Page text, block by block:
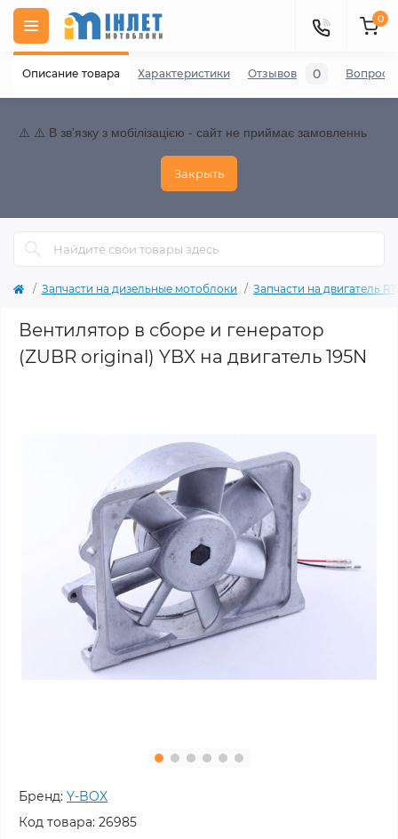
⚠️ ⚠️ В зв'язку з мобілізацією - сайт не приймає замовленнь
Закрыть
0
Запчасти на дизельные мотоблоки Запчасти на двигатель
Вентилятор в сборе и генератор
(ZUBR original) YBX на двигатель 195N
Бренд: Y-BOX
Код товара: 26985
Описание товара Характеристики Отзывов 0 Вопросы